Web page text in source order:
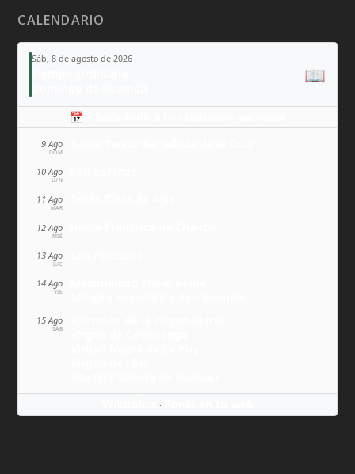
CALENDARIO
Sáb, 8 de agosto de 2026
📖
📅 Añade todo a tu calendario personal
9 Ago
DOM
10 Ago
LUN
11 Ago
MAR
12 Ago
MIÉ
13 Ago
JUE
14 Ago
VIE
15 Ago
SÁB
·